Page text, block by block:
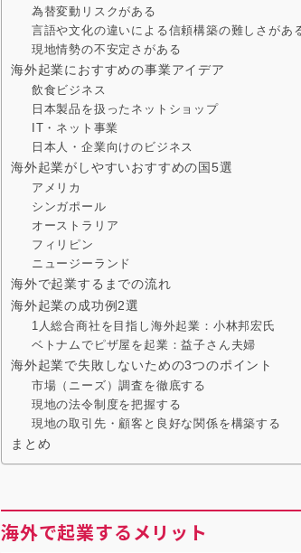
為替変動リスクがある
言語や文化の違いによる信頼構築の難しさがあ
現地情勢の不安定さがある
海外起業におすすめの事業アイデア
飲食ビジネス
日本製品を扱ったネットショップ
IT・ネット事業
日本人・企業向けのビジネス
海外起業がしやすいおすすめの国5選
アメリカ
シンガポール
オーストラリア
フィリピン
ニュージーランド
海外で起業するまでの流れ
海外起業の成功例2選
1人総合商社を目指し海外起業：小林邦宏氏
ベトナムでピザ屋を起業：益子さん夫婦
海外起業で失敗しないための3つのポイント
市場（ニーズ）調査を徹底する
現地の法令制度を把握する
現地の取引先・顧客と良好な関係を構築する
まとめ
海外で起業するメリット